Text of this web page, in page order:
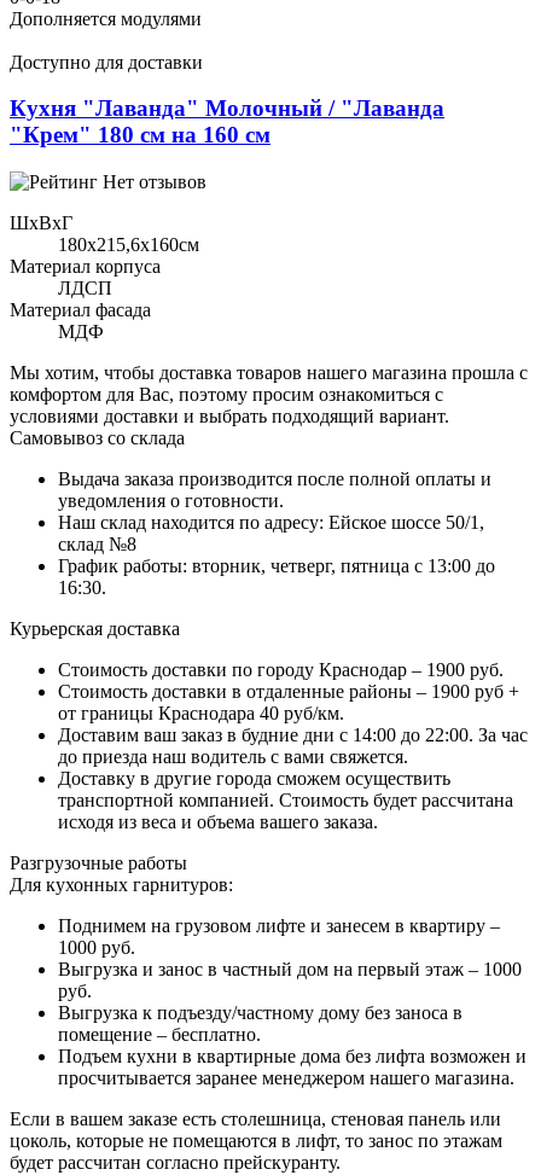
Дополняется модулями
Доступно для доставки
Кухня "Лаванда" Молочный / "Лаванда
"Крем" 180 см на 160 см
Нет отзывов
ШхВхГ
180x215,6х160см
Материал корпуса
ЛДСП
Материал фасада
МДФ
Мы хотим, чтобы доставка товаров нашего магазина прошла с
комфортом для Вас, поэтому просим ознакомиться с
условиями доставки и выбрать подходящий вариант.
Самовывоз со склада
Выдача заказа производится после полной оплаты и
уведомления о готовности.
Наш склад находится по адресу: Ейское шоссе 50/1,
склад №8
График работы: вторник, четверг, пятница с 13:00 до
16:30.
Курьерская доставка
Стоимость доставки по городу Краснодар – 1900 руб.
Стоимость доставки в отдаленные районы – 1900 руб +
от границы Краснодара 40 руб/км.
Доставим ваш заказ в будние дни с 14:00 до 22:00. За час
до приезда наш водитель с вами свяжется.
Доставку в другие города сможем осуществить
транспортной компанией. Стоимость будет рассчитана
исходя из веса и объема вашего заказа.
Разгрузочные работы
Для кухонных гарнитуров:
Поднимем на грузовом лифте и занесем в квартиру –
1000 руб.
Выгрузка и занос в частный дом на первый этаж – 1000
руб.
Выгрузка к подъезду/частному дому без заноса в
помещение – бесплатно.
Подъем кухни в квартирные дома без лифта возможен и
просчитывается заранее менеджером нашего магазина.
Если в вашем заказе есть столешница, стеновая панель или
цоколь, которые не помещаются в лифт, то занос по этажам
будет рассчитан согласно прейскуранту.